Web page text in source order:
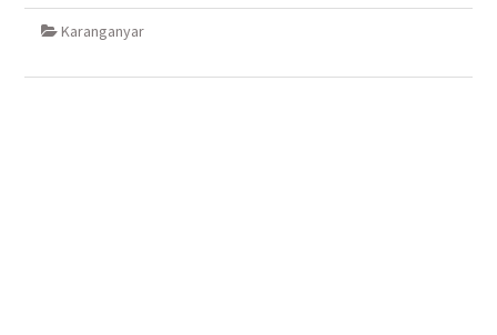
Facebook(Membuka
jendela
Twitter(Membuka
jendela
yang
Google+
baru)
WhatsApp(Membuka
Karanganyar